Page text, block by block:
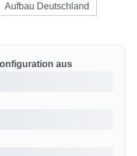
Aufbau Deutschland
aus